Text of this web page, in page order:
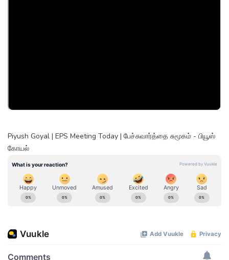
Piyush Goyal | EPS Meeting Today | பேச்சுவார்த்தை சுமூகம் - பியூஸ்
கோயல்